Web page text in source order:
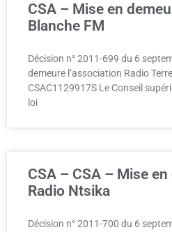
CSA – Mise en
Blanche FM
Décision n° 2011-699 du 6
demeure l’association Radio
CSAC1129917S Le Conseil
loi
CSA – CSA – Mise
Radio Ntsika
Décision n° 2011-700 du 6